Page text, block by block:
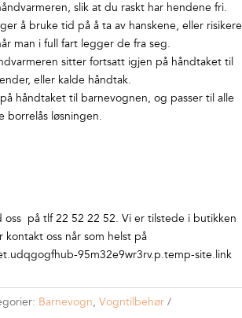
slik at du raskt har hendene fri.
å bruke tid på å ta av hanskene, eller risikere
man i full fart legger de fra seg.
sitter fortsatt igjen på håndtaket til
eller kalde håndtak.
håndtaket til barnevognen, og passer til alle
borrelås løsningen.
oss på tlf 22 52 22 52. Vi er tilstede i butikken
kontakt oss når som helst på
95m32e9wr3rv.p.temp-site.link
Barnevogn, Vogntilbehør